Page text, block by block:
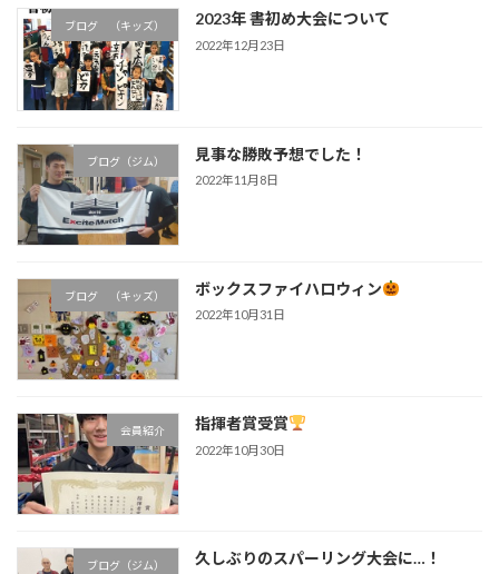
ブログ （キッズ） 2023年 書初め大会について
2022年12月23日
ブログ（ジム） 見事な勝敗予想でした！
2022年11月8日
ブログ （キッズ） ボックスファイハロウィン
2022年10月31日
会員紹介 指揮者賞受賞
2022年10月30日
ブログ（ジム） 久しぶりのスパーリング大会に…！